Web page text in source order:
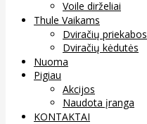
Voile dirželiai
Thule Vaikams
Dviračių priekabos
Dviračių kėdutės
Nuoma
Pigiau
Akcijos
Naudota įranga
KONTAKTAI